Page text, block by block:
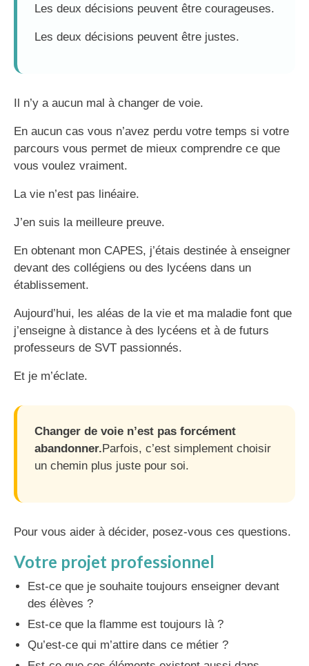
Les deux décisions peuvent être courageuses.
Les deux décisions peuvent être justes.
Il n’y a aucun mal à changer de voie.
En aucun cas vous n’avez perdu votre temps si votre
parcours vous permet de mieux comprendre ce que
vous voulez vraiment.
La vie n’est pas linéaire.
J’en suis la meilleure preuve.
En obtenant mon CAPES, j’étais destinée à enseigner
devant des collégiens ou des lycéens dans un
établissement.
Aujourd’hui, les aléas de la vie et ma maladie font que
j’enseigne à distance à des lycéens et à de futurs
professeurs de SVT passionnés.
Et je m’éclate.
Changer de voie n’est pas forcément
abandonner.Parfois, c’est simplement choisir
un chemin plus juste pour soi.
Pour vous aider à décider, posez-vous ces questions.
Votre projet professionnel
Est-ce que je souhaite toujours enseigner devant
des élèves ?
Est-ce que la flamme est toujours là ?
Qu’est-ce qui m’attire dans ce métier ?